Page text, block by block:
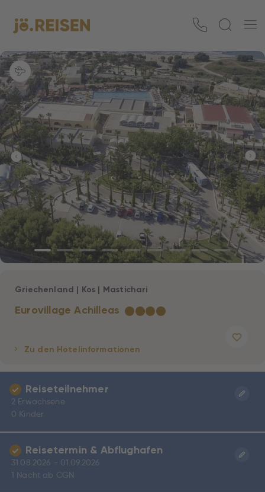
Eurovillage Achilleas ★★★★
Griechenland | Kos | Mastichari
Zu den Hotelinformationen
Reiseteilnehmer
2 Erwachsene
0 Kinder
Reisetermin & Abflughafen
31.08.2026 - 01.09.2026
1 Nacht ab CGN